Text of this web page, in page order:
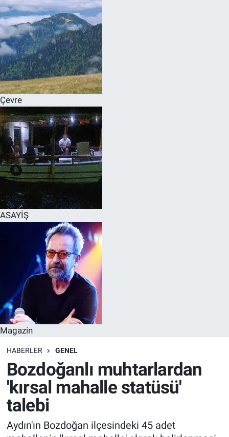
Çevre
ASAYİŞ
Magazin
HABERLER GENEL
Bozdoğanlı muhtarlardan
'kırsal mahalle statüsü'
talebi
Aydın'ın Bozdoğan ilçesindeki 45 adet